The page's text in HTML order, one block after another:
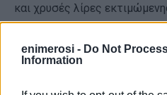
enimerosi - Do Not
Information
και χρυσές λίρες
προσεκτικοί απέναντι σε
Υπενθυμίζει ότι δεν πρέπει